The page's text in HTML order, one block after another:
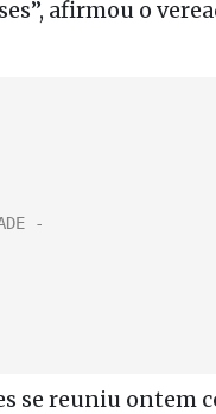
afirmou o
se reuniu ontem